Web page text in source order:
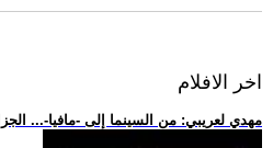
اخر الافلام
.. مهدي لعريبي: من السينما إلى -مافيا-...